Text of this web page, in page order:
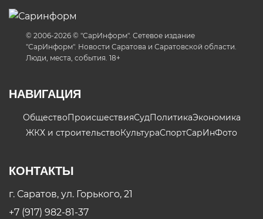
© 2006-2026 © "СарИнформ". Сетевое издание
"СарИнформ". Новости Саратова и Саратовской области.
Люди, места, события. 18+
НАВИГАЦИЯ
ОбществоПроисшествияСудПолитикаЭкономика
ЖКХ и строительствоКультураСпортСарИнФото
КОНТАКТЫ
г. Саратов, ул. Горького, 21
+7 (917) 982-81-37